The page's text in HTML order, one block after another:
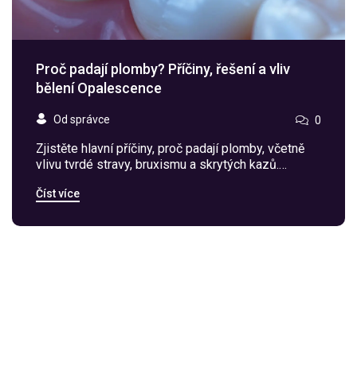
Proč padají plomby? Příčiny, řešení a vliv
bělení Opalescence
Od správce 0
Zjistěte hlavní příčiny, proč padají plomby, včetně
vlivu tvrdé stravy, bruxismu a skrytých kazů.
Opalescence ovlivňuje stabilitu zubních výplní a jak
Číst více